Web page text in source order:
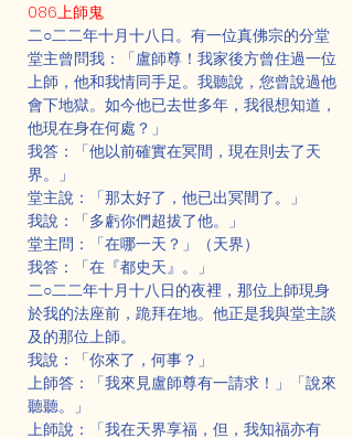
086上師鬼
二○二二年十月十八日。有一位真佛宗的分堂
堂主曾問我：「盧師尊！我家後方曾住過一位
上師，他和我情同手足。我聽說，您曾說過他
會下地獄。如今他已去世多年，我很想知道，
他現在身在何處？」
我答：「他以前確實在冥間，現在則去了天
界。」
堂主說：「那太好了，他已出冥間了。」
我說：「多虧你們超拔了他。」
堂主問：「在哪一天？」（天界）
我答：「在『都史天』。」
二○二二年十月十八日的夜裡，那位上師現身
於我的法座前，跪拜在地。他正是我與堂主談
及的那位上師。
我說：「你來了，何事？」
上師答：「我來見盧師尊有一請求！」「說來
聽聽。」
上師說：「我在天界享福，但，我知福亦有